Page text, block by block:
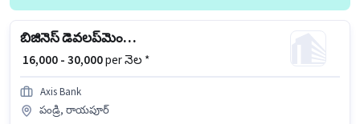
బిజినెస్ డెవలప్‌మెంట్ ఎగ్జిక్యూటివ్
₹ 16,000 - 30,000per నెల *
Axis Bank
పండ్రి, రాయపూర్